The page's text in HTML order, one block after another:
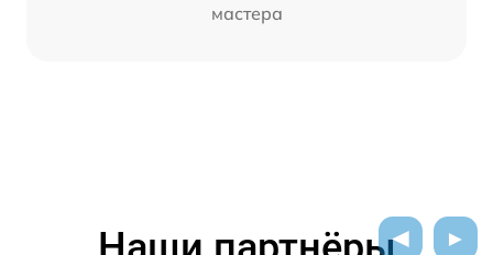
мастера